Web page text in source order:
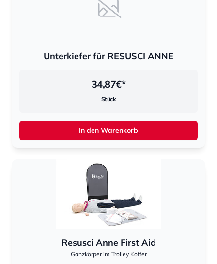
Unterkiefer für RESUSCI ANNE
34,87€*
Stück
In den Warenkorb
Resusci Anne First Aid
Ganzkörper im Trolley Koffer